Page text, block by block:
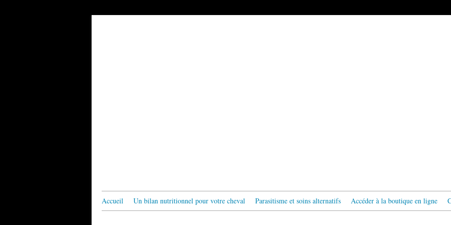
Accueil Un bilan nutritionnel pour votre cheval Parasitisme et soins alternatifs Accéder à la boutique en ligne